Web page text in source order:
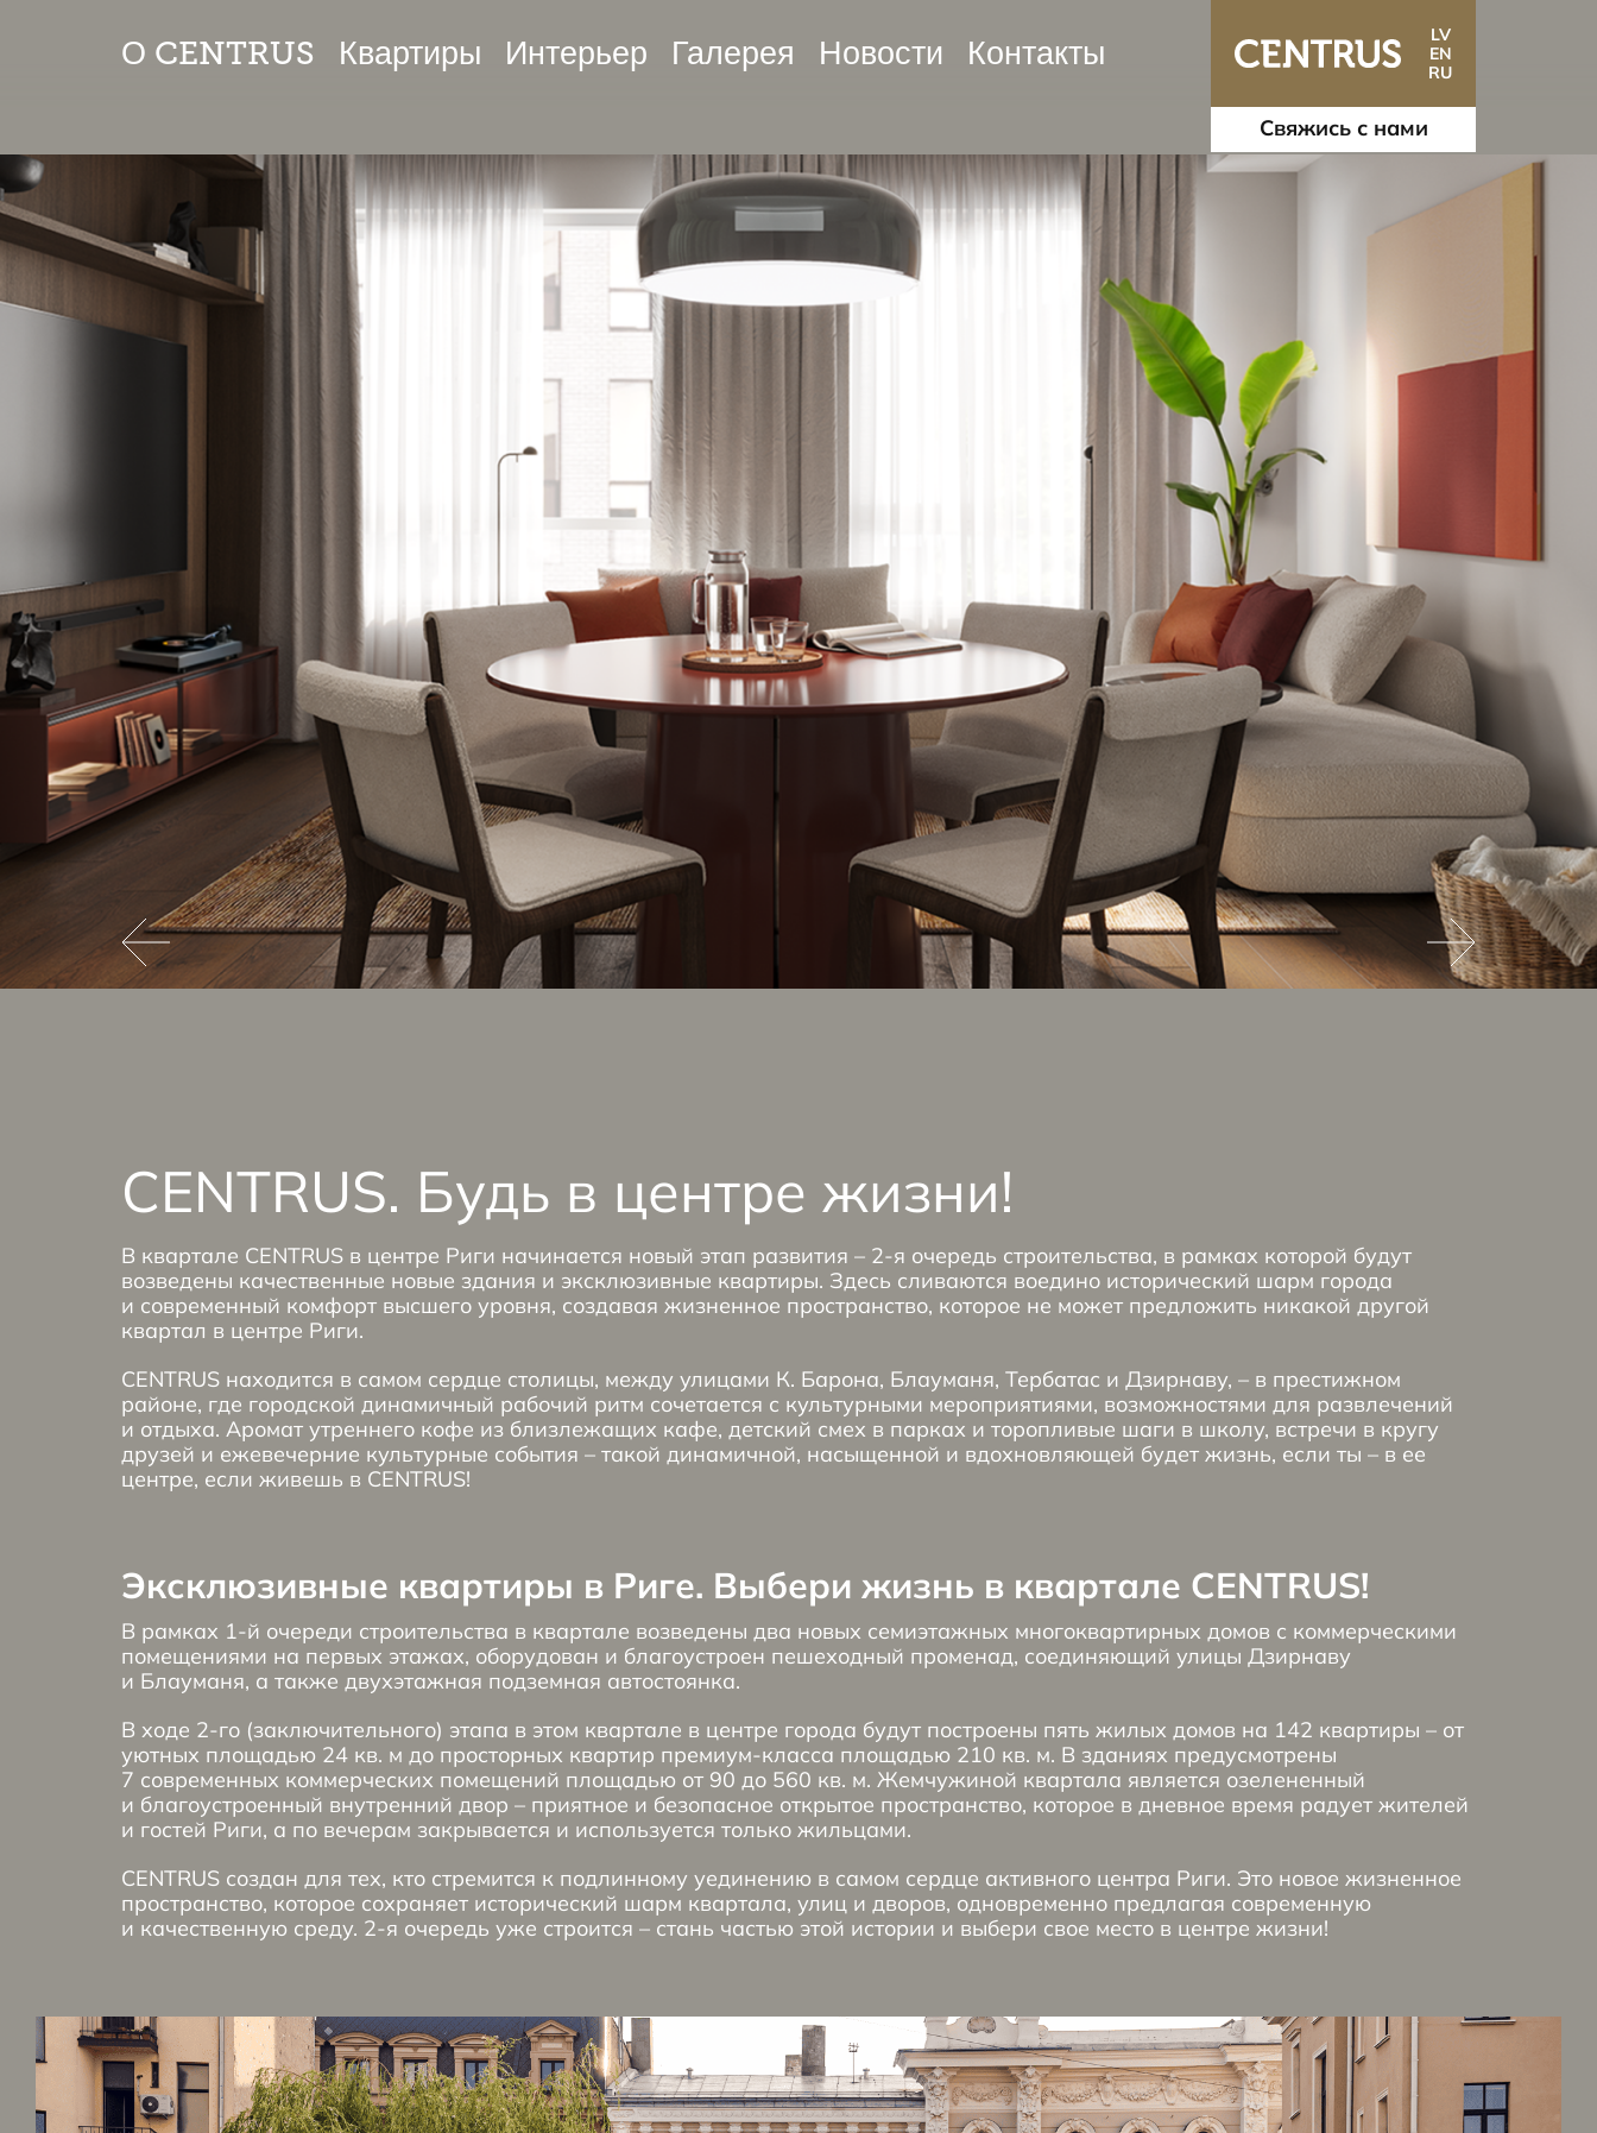
О CENTRUS Квартиры Интерьер Галерея Новости Контакты
LV
EN
RU
Свяжись с нами
CENTRUS. Будь в центре жизни!
В квартале CENTRUS в центре Риги начинается новый этап развития – 2-я очередь строительства, в рамках которой будут
возведены качественные новые здания и эксклюзивные квартиры. Здесь сливаются воедино исторический шарм города
и современный комфорт высшего уровня, создавая жизненное пространство, которое не может предложить никакой другой
квартал в центре Риги.
CENTRUS находится в самом сердце столицы, между улицами К. Барона, Блауманя, Тербатас и Дзирнаву, – в престижном
районе, где городской динамичный рабочий ритм сочетается с культурными мероприятиями, возможностями для развлечений
и отдыха. Аромат утреннего кофе из близлежащих кафе, детский смех в парках и торопливые шаги в школу, встречи в кругу
друзей и ежевечерние культурные события – такой динамичной, насыщенной и вдохновляющей будет жизнь, если ты – в ее
центре, если живешь в CENTRUS!
Эксклюзивные квартиры в Риге. Выбери жизнь в квартале CENTRUS!
В рамках 1-й очереди строительства в квартале возведены два новых семиэтажных многоквартирных домов с коммерческими
помещениями на первых этажах, оборудован и благоустроен пешеходный променад, соединяющий улицы Дзирнаву
и Блауманя, а также двухэтажная подземная автостоянка.
В ходе 2-го (заключительного) этапа в этом квартале в центре города будут построены пять жилых домов на 142 квартиры – от
уютных площадью 24 кв. м до просторных квартир премиум-класса площадью 210 кв. м. В зданиях предусмотрены
7 современных коммерческих помещений площадью от 90 до 560 кв. м. Жемчужиной квартала является озелененный
и благоустроенный внутренний двор – приятное и безопасное открытое пространство, которое в дневное время радует жителей
и гостей Риги, а по вечерам закрывается и используется только жильцами.
CENTRUS создан для тех, кто стремится к подлинному уединению в самом сердце активного центра Риги. Это новое жизненное
пространство, которое сохраняет исторический шарм квартала, улиц и дворов, одновременно предлагая современную
и качественную среду. 2-я очередь уже строится – стань частью этой истории и выбери свое место в центре жизни!